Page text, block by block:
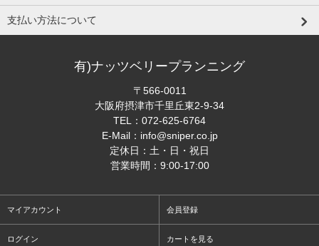
支払い方法について
有)ナッツベリープランニング
〒566-0011
大阪府摂津市千里丘東2-9-34
TEL： 072-625-6764
E-Mail： info@sniper.co.jp
定休日：土・日・祝日
営業時間：9:00-17:00
マイアカウント 会員登録
ログイン カートを見る